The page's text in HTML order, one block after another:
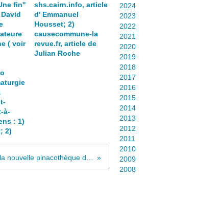
fin''
( voir
à-
: 1)
2)
shs.cairn.info, article
d' Emmanuel
Housset; 2)
causecommune-la
revue.fr, article de
Julian Roche
2024
2023
2022
2021
2020
2019
2018
2017
2016
2015
2014
2013
2012
2011
2010
2009
2008